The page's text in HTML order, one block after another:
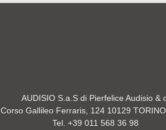
AUDISIO S.a.S di Pierfelice Audisio &
Corso Gallileo Ferraris, 124 10129
Tel. +39 011 568 36 98